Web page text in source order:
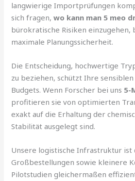
langwierige Importprüfungen
sich fragen,wo kann man 5 meo
bürokratische Risiken einzugehen,
maximale Planungssicherheit.
Die Entscheidung, hochwertige
zu beziehen, schützt Ihre
Budgets. Wenn Forscher bei uns 5-
profitieren sie von optimierten
exakt auf die Erhaltung der
Stabilität ausgelegt sind.
Unsere logistische Infrastruktur ist
Großbestellungen sowie kleinere
Pilotstudien gleichermaßen